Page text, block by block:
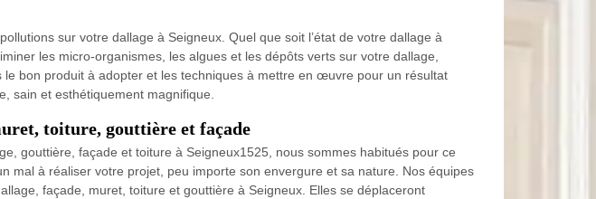
sur votre dallage à Seigneux. Quel que soit l’état de votre dallage à
les micro-organismes, les algues et les dépôts verts sur votre dallage,
bon produit à adopter et les techniques à mettre en œuvre pour un résultat
sain et esthétiquement magnifique.
toiture, gouttière et façade
gouttière, façade et toiture à Seigneux1525, nous sommes habitués pour ce
mal à réaliser votre projet, peu importe son envergure et sa nature. Nos équipes
façade, muret, toiture et gouttière à Seigneux. Elles se déplaceront